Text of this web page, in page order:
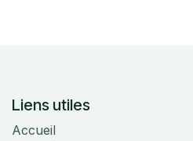
Liens utiles
Accueil